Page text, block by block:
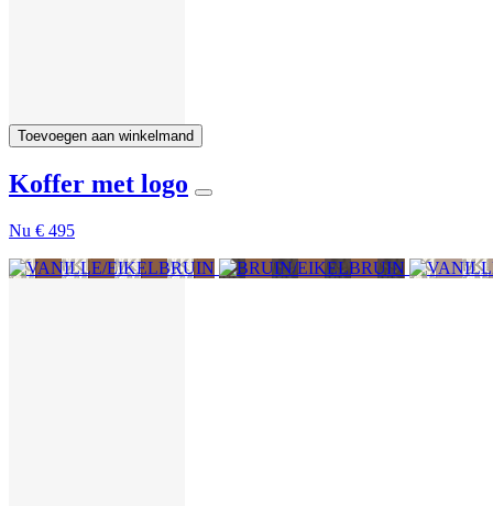
Toevoegen aan winkelmand
Koffer met logo
Nu € 495